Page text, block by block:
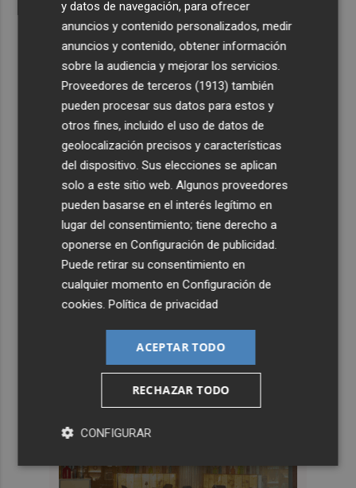
y datos de navegación, para ofrecer
anuncios y contenido personalizados, medir
anuncios y contenido, obtener información
sobre la audiencia y mejorar los servicios.
Proveedores de terceros (1913) también
pueden procesar sus datos para estos y
otros fines, incluido el uso de datos de
geolocalización precisos y características
del dispositivo. Sus elecciones se aplican
solo a este sitio web. Algunos proveedores
pueden basarse en el interés legítimo en
lugar del consentimiento; tiene derecho a
oponerse enConfiguración de publicidad
Puede retirar su consentimiento en
cualquier momento enConfiguración de
cookies .Política de privacidad
ACEPTAR TODO
RECHAZAR TODO
CONFIGURAR